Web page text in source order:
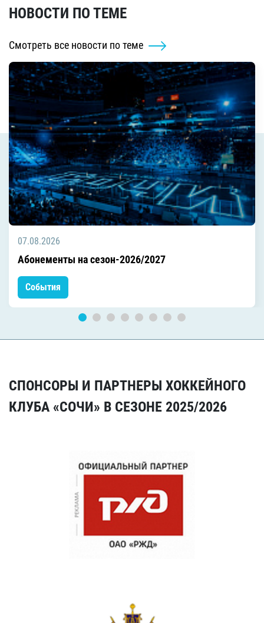
НОВОСТИ ПО ТЕМЕ
Смотреть все новости по теме
07.08.2026
Абонементы на сезон-2026/2027
События
СПОНСОРЫ И ПАРТНЕРЫ ХОККЕЙНОГО
КЛУБА «СОЧИ» В СЕЗОНЕ 2025/2026